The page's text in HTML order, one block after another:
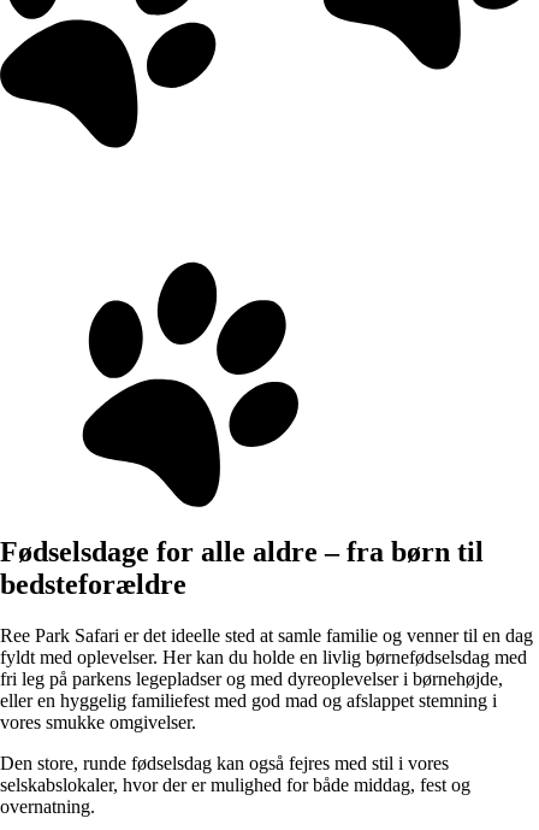
Fødselsdage for alle aldre – fra børn til
bedsteforældre
Ree Park Safari er det ideelle sted at samle familie og venner til en dag
fyldt med oplevelser. Her kan du holde en livlig børnefødselsdag med
fri leg på parkens legepladser og med dyreoplevelser i børnehøjde,
eller en hyggelig familiefest med god mad og afslappet stemning i
vores smukke omgivelser.
Den store, runde fødselsdag kan også fejres med stil i vores
selskabslokaler, hvor der er mulighed for både middag, fest og
overnatning.